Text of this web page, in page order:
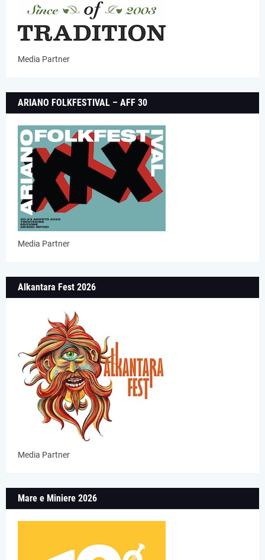
Media Partner
ARIANO FOLKFESTIVAL – AFF 30
Media Partner
Alkantara Fest 2026
Media Partner
Mare e Miniere 2026